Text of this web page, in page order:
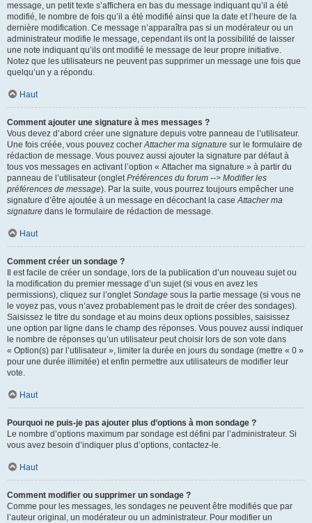
message, un petit texte s’affichera en bas du message indiquant qu’il a été
modifié, le nombre de fois qu’il a été modifié ainsi que la date et l’heure de la
dernière modification. Ce message n’apparaîtra pas si un modérateur ou un
administrateur modifie le message, cependant ils ont la possibilité de laisser
une note indiquant qu’ils ont modifié le message de leur propre initiative.
Notez que les utilisateurs ne peuvent pas supprimer un message une fois que
quelqu’un y a répondu.
Haut
Comment ajouter une signature à mes messages ?
Vous devez d’abord créer une signature depuis votre panneau de l’utilisateur.
Une fois créée, vous pouvez cocherAttacher ma signature sur le formulaire de
rédaction de message. Vous pouvez aussi ajouter la signature par défaut à
tous vos messages en activant l’option « Attacher ma signature » à partir du
panneau de l’utilisateur (ongletPréférences du forum --> Modifier les
préférences de message). Par la suite, vous pourrez toujours empêcher une
signature d’être ajoutée à un message en décochant la caseAttacher ma
signature dans le formulaire de rédaction de message.
Haut
Comment créer un sondage ?
Il est facile de créer un sondage, lors de la publication d’un nouveau sujet ou
la modification du premier message d’un sujet (si vous en avez les
permissions), cliquez sur l’ongletSondage sous la partie message (si vous ne
le voyez pas, vous n’avez probablement pas le droit de créer des sondages).
Saisissez le titre du sondage et au moins deux options possibles, saisissez
une option par ligne dans le champ des réponses. Vous pouvez aussi indiquer
le nombre de réponses qu’un utilisateur peut choisir lors de son vote dans
« Option(s) par l’utilisateur », limiter la durée en jours du sondage (mettre « 0 »
pour une durée illimitée) et enfin permettre aux utilisateurs de modifier leur
vote.
Haut
Pourquoi ne puis-je pas ajouter plus d’options à mon sondage ?
Le nombre d’options maximum par sondage est défini par l’administrateur. Si
vous avez besoin d’indiquer plus d’options, contactez-le.
Haut
Comment modifier ou supprimer un sondage ?
Comme pour les messages, les sondages ne peuvent être modifiés que par
l’auteur original, un modérateur ou un administrateur. Pour modifier un